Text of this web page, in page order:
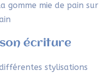
gomme mie de pain sur
écriture
stylisations